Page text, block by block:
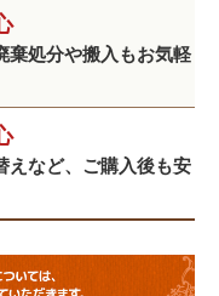
棄処分や搬入もお気軽
えなど、ご購入後も安